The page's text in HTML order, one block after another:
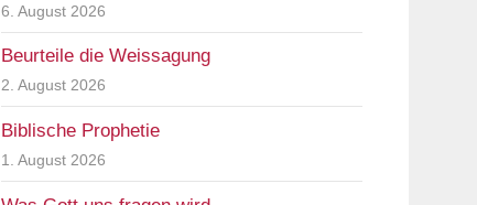
6. August 2026
Beurteile die Weissagung
2. August 2026
Biblische Prophetie
1. August 2026